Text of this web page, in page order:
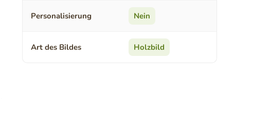
Personalisierung Nein
Art des Bildes Holzbild